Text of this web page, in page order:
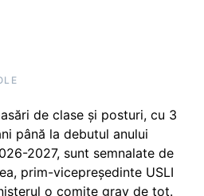
de clase și posturi, cu 3
până la debutul anului
2027, sunt semnalate de
prim-vicepreședinte USLI
o comite grav de tot.